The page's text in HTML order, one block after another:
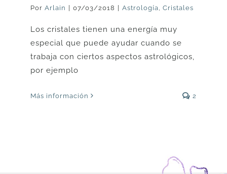
Por Arlain | 07/03/2018 | Astrología Cristales
Los cristales tienen una energía muy
especial que puede ayudar cuando se
trabaja con ciertos aspectos astrológicos,
por ejemplo
Más información 2